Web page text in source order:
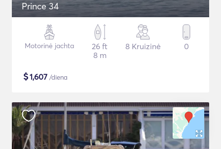
Prince 34
Motorinė jachta
26 ft
8 m
8 Kruizinė 0
$1,607 /diena